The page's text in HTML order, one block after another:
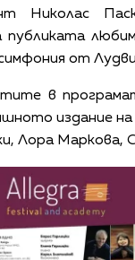
Николас
от
в
издание
Лора Маркова,